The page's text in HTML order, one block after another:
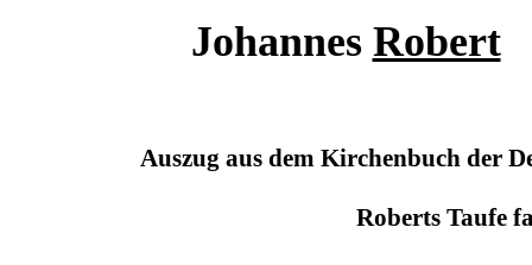
Johannes Robert
Auszug aus dem Kirchenbuch der
Roberts Taufe